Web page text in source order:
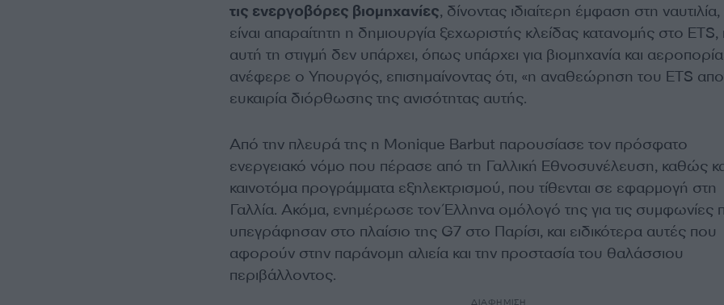
τις ενεργοβόρες βιομηχανίες, δίνοντας ιδιαίτερη έμφαση στη
είναι απαραίτητη η δημιουργία ξεχωριστής κλείδας κατανομής στο ETS,
αυτή τη στιγμή δεν υπάρχει, όπως υπάρχει για βιομηχανία και
ανέφερε ο Υπουργός, επισημαίνοντας ότι, «η αναθεώρηση του ETS
ευκαιρία διόρθωσης της ανισότητας αυτής.
Από την πλευρά της η Monique Barbut παρουσίασε τον πρόσφατο
ενεργειακό νόμο που πέρασε από τη Γαλλική Εθνοσυνέλευση, καθώς
καινοτόμα προγράμματα εξηλεκτρισμού, που τίθενται σε εφαρμογή στη
Γαλλία. Ακόμα, ενημέρωσε τον Έλληνα ομόλογό της για τις συμφωνίες
υπεγράφησαν στο πλαίσιο της G7 στο Παρίσι, και ειδικότερα αυτές που
αφορούν στην παράνομη αλιεία και την προστασία του θαλάσσιου
περιβάλλοντος.
ΔΙΑΦΗΜΙΣΗ